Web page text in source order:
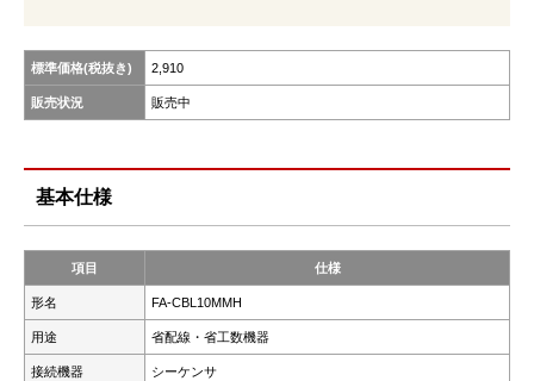
標準価格(税抜き) 2,910
販売状況 販売中
基本仕様
項目 仕様
形名 FA-CBL10MMH
用途 省配線・省工数機器
接続機器 シーケンサ